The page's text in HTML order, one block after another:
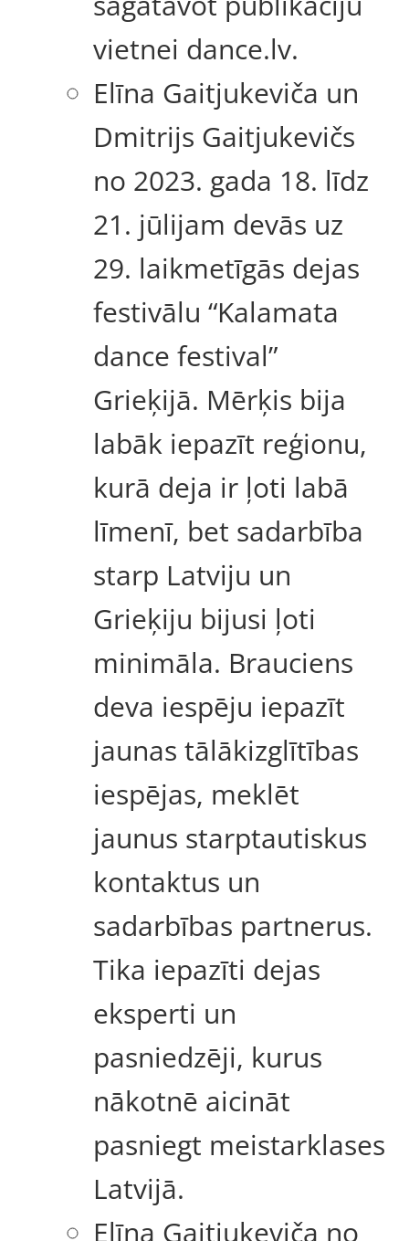
vietnei dance.lv.
Elīna Gaitjukeviča un
Dmitrijs Gaitjukevičs
no 2023. gada 18. līdz
21. jūlijam devās uz
29. laikmetīgās dejas
festivālu “Kalamata
dance festival”
Grieķijā. Mērķis bija
labāk iepazīt reģionu,
kurā deja ir ļoti labā
līmenī, bet sadarbība
starp Latviju un
Grieķiju bijusi ļoti
minimāla. Brauciens
deva iespēju iepazīt
jaunas tālākizglītības
iespējas, meklēt
jaunus starptautiskus
kontaktus un
sadarbības partnerus.
Tika iepazīti dejas
eksperti un
pasniedzēji, kurus
nākotnē aicināt
pasniegt meistarklases
Latvijā.
Elīna Gaitjukeviča no